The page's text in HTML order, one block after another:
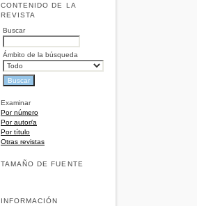
CONTENIDO DE LA
REVISTA
Buscar
Ámbito de la búsqueda
Examinar
Por número
Por autor/a
Por título
Otras revistas
TAMAÑO DE FUENTE
INFORMACIÓN